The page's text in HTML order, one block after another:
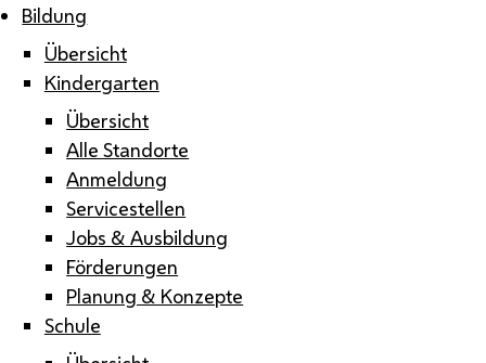
Bildung
Übersicht
Kindergarten
Übersicht
Alle Standorte
Anmeldung
Servicestellen
Jobs & Ausbildung
Förderungen
Planung & Konzepte
Schule